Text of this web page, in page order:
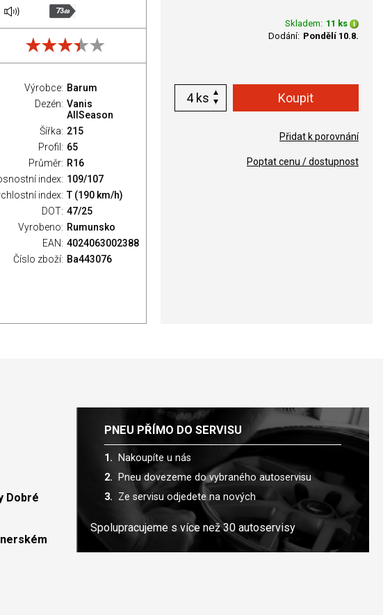
73dB
Výrobce: Barum
Dezén: Vanis
AllSeason
Šířka: 215
Profil: 65
Průměr: R16
index: 109/107
index: T (190 km/h)
DOT: 47/25
Vyrobeno: Rumunsko
EAN: 4024063002388
Číslo zboží: Ba443076
Skladem: 11 ks
Dodání: Pondělí 10.8.
ks
Přidat k porovnání
Poptat cenu / dostupnost
Dobré
PNEU PŘÍMO DO SERVISU
Nakoupíte u nás
Pneu dovezeme do vybraného autoservisu
Ze servisu odjedete na nových
Spolupracujeme s více než 30 autoservisy